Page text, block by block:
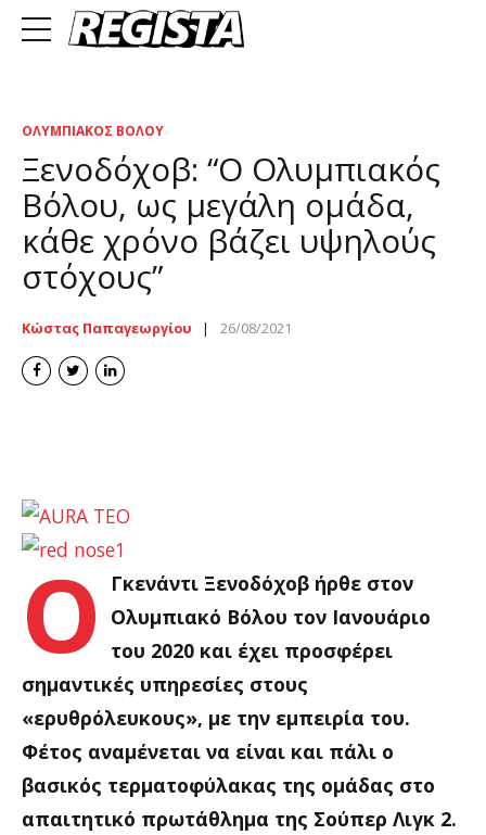
ΟΛΥΜΠΙΑΚΌΣ ΒΌΛΟΥ
Ξενοδόχοβ: “Ο Ολυμπιακός
Βόλου, ως μεγάλη ομάδα,
κάθε χρόνο βάζει υψηλούς
στόχους”
Κώστας Παπαγεωργίου 26/08/2021
Ο
Γκενάντι Ξενοδόχοβ ήρθε στον
Ολυμπιακό Βόλου τον Ιανουάριο
του 2020 και έχει προσφέρει
σημαντικές υπηρεσίες στους
«ερυθρόλευκους», με την εμπειρία του.
Φέτος αναμένεται να είναι και πάλι ο
βασικός τερματοφύλακας της ομάδας στο
απαιτητικό πρωτάθλημα της Σούπερ Λιγκ 2.